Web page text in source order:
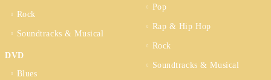
Rock
Soundtracks & Musical
DVD
Blues
Pop
Rap & Hip Hop
Rock
Soundtracks & Musical